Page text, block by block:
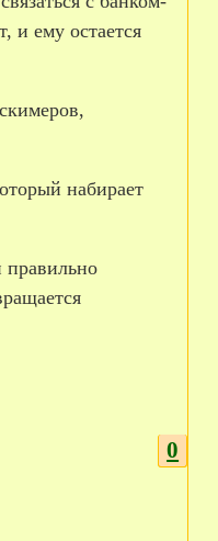
и ему остается
набирает
0